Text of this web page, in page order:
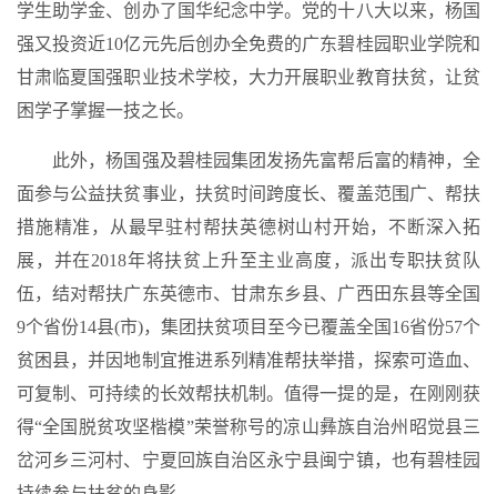
学生助学金、创办了国华纪念中学。党的十八大以来，杨国
强又投资近10亿元先后创办全免费的广东碧桂园职业学院和
甘肃临夏国强职业技术学校，大力开展职业教育扶贫，让贫
困学子掌握一技之长。
此外，杨国强及碧桂园集团发扬先富帮后富的精神，全
面参与公益扶贫事业，扶贫时间跨度长、覆盖范围广、帮扶
措施精准，从最早驻村帮扶英德树山村开始，不断深入拓
展，并在2018年将扶贫上升至主业高度，派出专职扶贫队
伍，结对帮扶广东英德市、甘肃东乡县、广西田东县等全国
9个省份14县(市)，集团扶贫项目至今已覆盖全国16省份57个
贫困县，并因地制宜推进系列精准帮扶举措，探索可造血、
可复制、可持续的长效帮扶机制。值得一提的是，在刚刚获
得“全国脱贫攻坚楷模”荣誉称号的凉山彝族自治州昭觉县三
岔河乡三河村、宁夏回族自治区永宁县闽宁镇，也有碧桂园